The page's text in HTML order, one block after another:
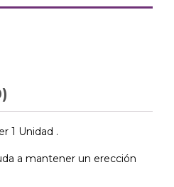
1 Unidad .
a mantener un erección